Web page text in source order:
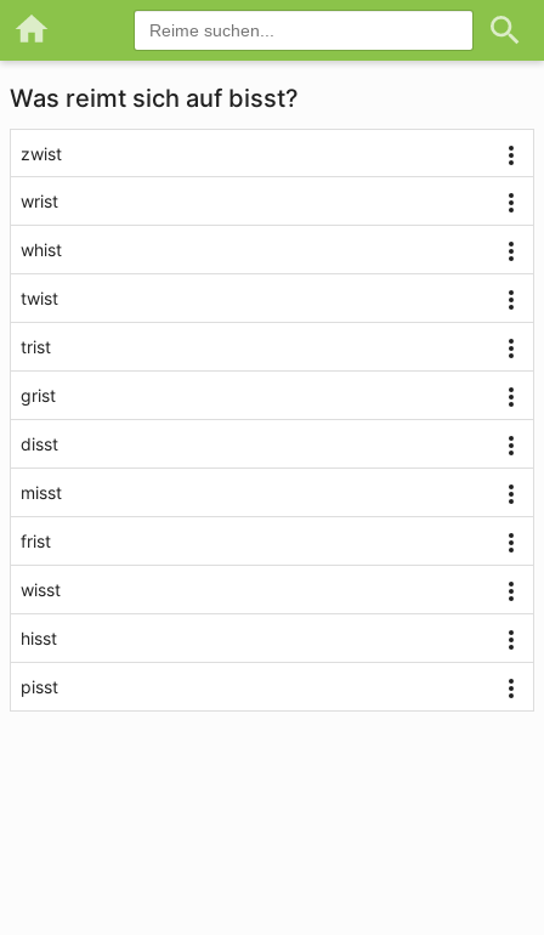
Was reimt sich auf bisst?
zwist
wrist
whist
twist
trist
grist
disst
misst
frist
wisst
hisst
pisst